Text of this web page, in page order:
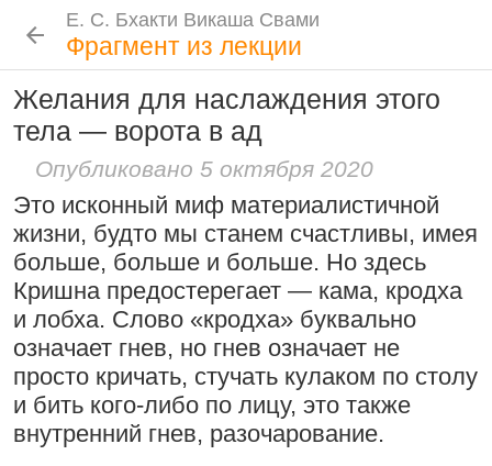
Е. С. Бхакти Викаша Свами
Лекции
Новые История Популярные
Рука в мешочке с чётками более
важна, чем шнур на плече
15:53 |16 ноября 2008|
Намаккал, Тамил Наду,
Индия
Резкие слова для Нараяны
46:40 | 1 октября 2008|
Токио, Япония
Е. С. Бхакти Викаша Свами
Фрагмент из лекции
Желания для наслаждения этого
тела — ворота в ад
Опубликовано 5 октября 2020
Это исконный миф материалистичной
жизни, будто мы станем счастливы, имея
больше, больше и больше. Но здесь
Кришна предостерегает — кама, кродха
и лобха. Слово «кродха» буквально
означает гнев, но гнев означает не
просто кричать, стучать кулаком по столу
и бить кого-либо по лицу, это также
внутренний гнев, разочарование.
Е. С. Бхакти Викаша Свами
Цитаты Шрилы Прабхупады
Сознание Кришны среди яванов и
млеччх
9 августа 2026
Проповеднические принципы, данные
Шри Чайтаньей Махапрабху
6 августа 2026
Следовать по стопам ачарьев
Е. С. Бхакти Викаша Свами
Фотоальбом
Шраванам-киртанам в Васильево 2026
Шрила Прабхупада
Биография | Книги|Цитаты
Лекции и беседы|Подношения
Бхакти Викаша Свами
Биография|Книги|График|Лекции
Скачать все лекции
Подношения учеников
Инициация
Общие стандарты|
Требования Махараджа
Видеоканалы
YouTube|ВК Видео|Дзен|RuTube
Ссылки